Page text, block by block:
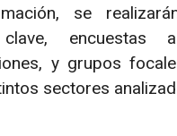
se
clave, encuestas
y grupos
sectores